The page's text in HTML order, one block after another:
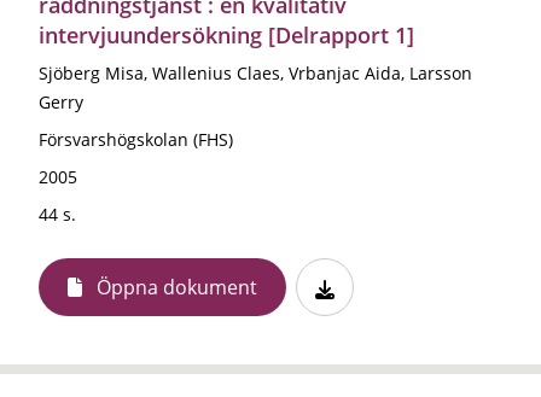
intervjuundersökning [Delrapport 1]
Sjöberg Misa, Wallenius Claes, Vrbanjac Aida, Larsson
Gerry
Försvarshögskolan (FHS)
2005
44 s.
Öppna dokument